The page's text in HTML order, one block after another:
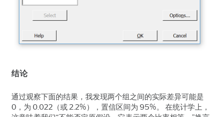
结论
通过观察下面的结果，我发现两个组之间的实际差异可能是
0，为 0.022（或 2.2%），置信区间为 95%。 在统计学上，